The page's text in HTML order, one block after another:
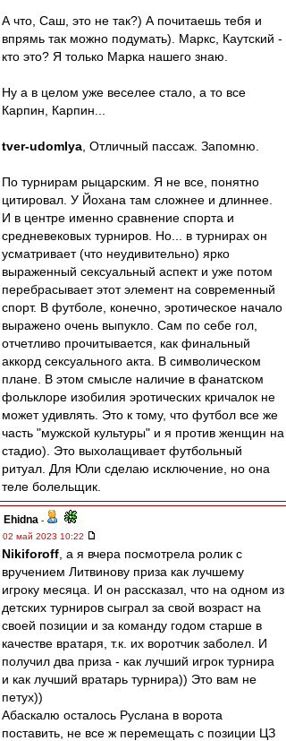
А что, Саш, это не так?) А почитаешь тебя и
впрямь так можно подумать). Маркс, Каутский -
кто это? Я только Марка нашего знаю.
Ну а в целом уже веселее стало, а то все
Карпин, Карпин...
tver-udomlya , Отличный пассаж. Запомню.
По турнирам рыцарским. Я не все, понятно
цитировал. У Йохана там сложнее и длиннее.
И в центре именно сравнение спорта и
средневековых турниров. Но... в турнирах он
усматривает (что неудивительно) ярко
выраженный сексуальный аспект и уже потом
перебрасывает этот элемент на современный
спорт. В футболе, конечно, эротическое начало
выражено очень выпукло. Сам по себе гол,
отчетливо прочитывается, как финальный
аккорд сексуального акта. В символическом
плане. В этом смысле наличие в фанатском
фольклоре изобилия эротических кричалок не
может удивлять. Это к тому, что футбол все же
часть "мужской культуры" и я против женщин на
стадио). Это выхолащивает футбольный
ритуал. Для Юли сделаю исключение, но она
теле болельщик.
Ehidna -
02 май 2023 10:22
Nikiforoff , а я вчера посмотрела ролик с
вручением Литвинову приза как лучшему
игроку месяца. И он рассказал, что на одном из
детских турниров сыграл за свой возраст на
своей позиции и за команду годом старше в
качестве вратаря, т.к. их воротчик заболел. И
получил два приза - как лучший игрок турнира
и как лучший вратарь турнира)) Это вам не
петух))
Абаскалю осталось Руслана в ворота
поставить, не все ж перемещать с позиции ЦЗ